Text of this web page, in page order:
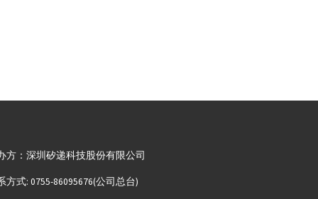
方：深圳矽递科技股份有限公司
方式: 0755-86095676(公司总台)